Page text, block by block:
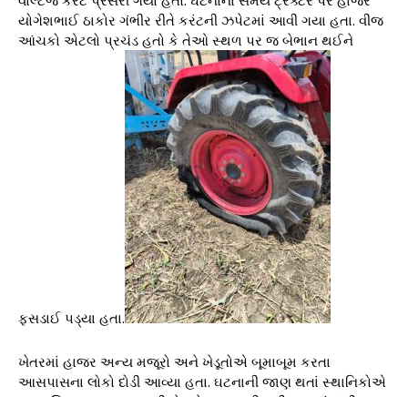
યોગેશભાઈ ઠાકોર ગંભીર રીતે કરંટની ઝપેટમાં આવી ગયા હતા. વીજ
આંચકો એટલો પ્રચંડ હતો કે તેઓ સ્થળ પર જ બેભાન થઈને
ફસડાઈ પડ્યા હતા.
ખેતરમાં હાજર અન્ય મજૂરો અને ખેડૂતોએ બૂમાબૂમ કરતા
આસપાસના લોકો દોડી આવ્યા હતા. ઘટનાની જાણ થતાં સ્થાનિકોએ